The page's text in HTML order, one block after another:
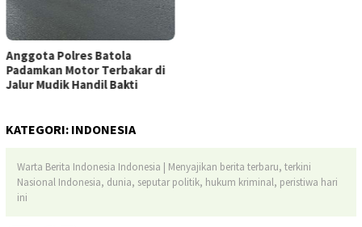
Anggota Polres Batola
Padamkan Motor Terbakar di
Jalur Mudik Handil Bakti
KATEGORI: INDONESIA
Warta Berita Indonesia Indonesia | Menyajikan berita terbaru, terkini
Nasional Indonesia, dunia, seputar politik, hukum kriminal, peristiwa hari
ini